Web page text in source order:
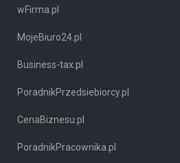
wFirma.pl
MojeBiuro24.pl
Business-tax.pl
PoradnikPrzedsiebiorcy.pl
CenaBiznesu.pl
PoradnikPracownika.pl